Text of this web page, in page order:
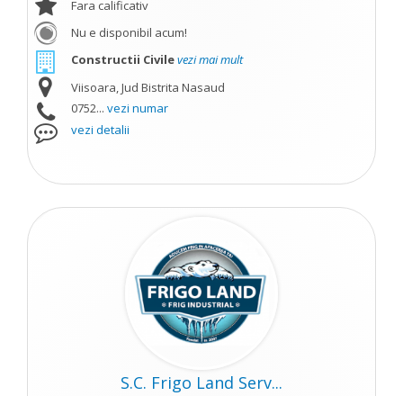
Fara calificativ
Nu e disponibil acum!
Constructii Civilevezi mai mult
Viisoara, Jud Bistrita Nasaud
0752... vezi numar
vezi detalii
S.C. Frigo Land Serv...